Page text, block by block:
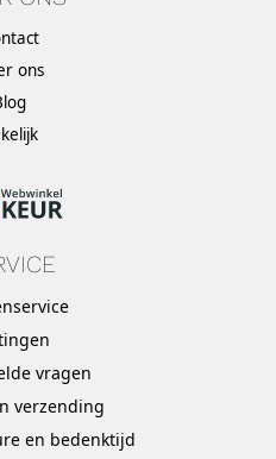
ons
vragen
verzending
en bedenktijd